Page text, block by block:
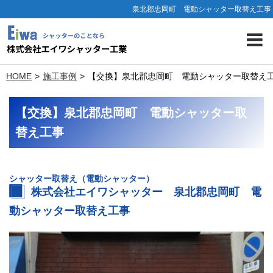
泉北郡忠岡町 電動シャッター取替え工事
HOME 施工事例 【交換】泉北郡忠岡町 電動シャッター取替え
【交換】泉北郡忠岡町 電動シャッター取
替え工事
シャッター取替え（電動シャッター）
株式会社エイワシャッター 泉北郡忠岡町 電
動シャッター取替え工事